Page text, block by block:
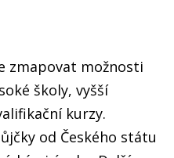
zmapovat možnosti
školy, vyšší
kurzy.
od Českého státu